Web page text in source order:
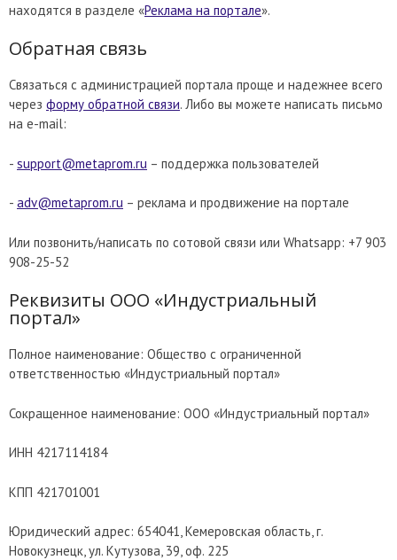
находятся в разделе «Реклама на портале».
Обратная связь
Связаться с администрацией портала проще и надежнее всего
через форму обратной связи. Либо вы можете написать письмо
на e-mail:
- support@metaprom.ru – поддержка пользователей
- adv@metaprom.ru – реклама и продвижение на портале
Или позвонить/написать по сотовой связи или Whatsapp: +7 903
908-25-52
Реквизиты ООО «Индустриальный
портал»
Полное наименование: Общество с ограниченной
ответственностью «Индустриальный портал»
Сокращенное наименование: ООО «Индустриальный портал»
ИНН 4217114184
КПП 421701001
Юридический адрес: 654041, Кемеровская область, г.
Новокузнецк, ул. Кутузова, 39, оф. 225